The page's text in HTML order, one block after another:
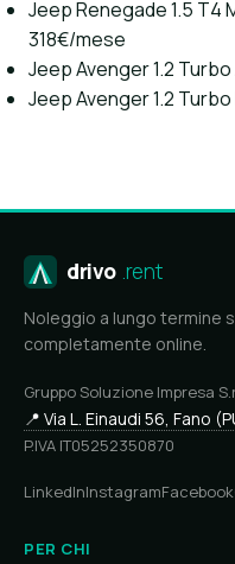
Jeep Renegade 1.5 T4
318€/mese
Jeep Avenger 1.2
Jeep Avenger 1.2
drivo .rent
Noleggio a lungo termine
completamente online.
Gruppo Soluzione Impresa
📍 Via L. Einaudi 56, Fano
P.IVA IT05252350870
LinkedInInstagramFacebook
PER CHI